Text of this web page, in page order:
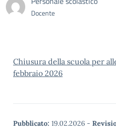
Docente
Chiusura della scuola per
febbraio 2026
Pubblicato: 19.02.2026 -